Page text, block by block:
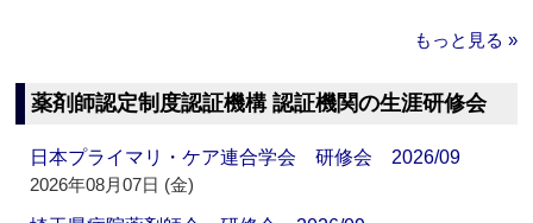
もっと見る »
薬剤師認定制度認証機構 認証機関の生涯研修会
日本プライマリ・ケア連合学会 研修会 2026/09
2026年08月07日 (金)